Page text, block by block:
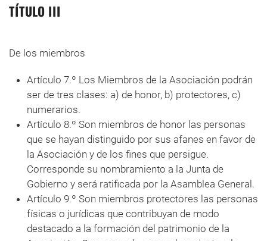
TÍTULO III
De los miembros
Artículo 7.º Los Miembros de la Asociación podrán
ser de tres clases: a) de honor, b) protectores, c)
numerarios.
Artículo 8.º Son miembros de honor las personas
que se hayan distinguido por sus afanes en favor de
la Asociación y de los fines que persigue.
Corresponde su nombramiento a la Junta de
Gobierno y será ratificada por la Asamblea General.
Artículo 9.º Son miembros protectores las personas
físicas o jurídicas que contribuyan de modo
destacado a la formación del patrimonio de la